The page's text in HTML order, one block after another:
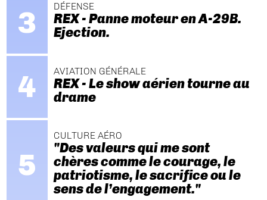
DÉFENSE
REX - Panne moteur en A-29B.
Ejection.
AVIATION GÉNÉRALE
REX - Le show aérien tourne au
drame
CULTURE AÉRO
"Des valeurs qui me sont
chères comme le courage, le
patriotisme, le sacrifice ou le
sens de l’engagement."